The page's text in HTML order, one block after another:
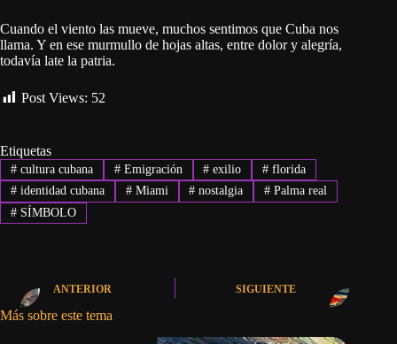
Cuando el viento las mueve, muchos sentimos que Cuba nos
llama. Y en ese murmullo de hojas altas, entre dolor y alegría,
todavía late la patria.
Post Views: 52
Etiquetas
#cultura cubana #Emigración # exilio # florida
#identidad cubana #Miami # nostalgia # Palma real
#SÍMBOLO
ANTERIOR SIGUIENTE
Más sobre este tema